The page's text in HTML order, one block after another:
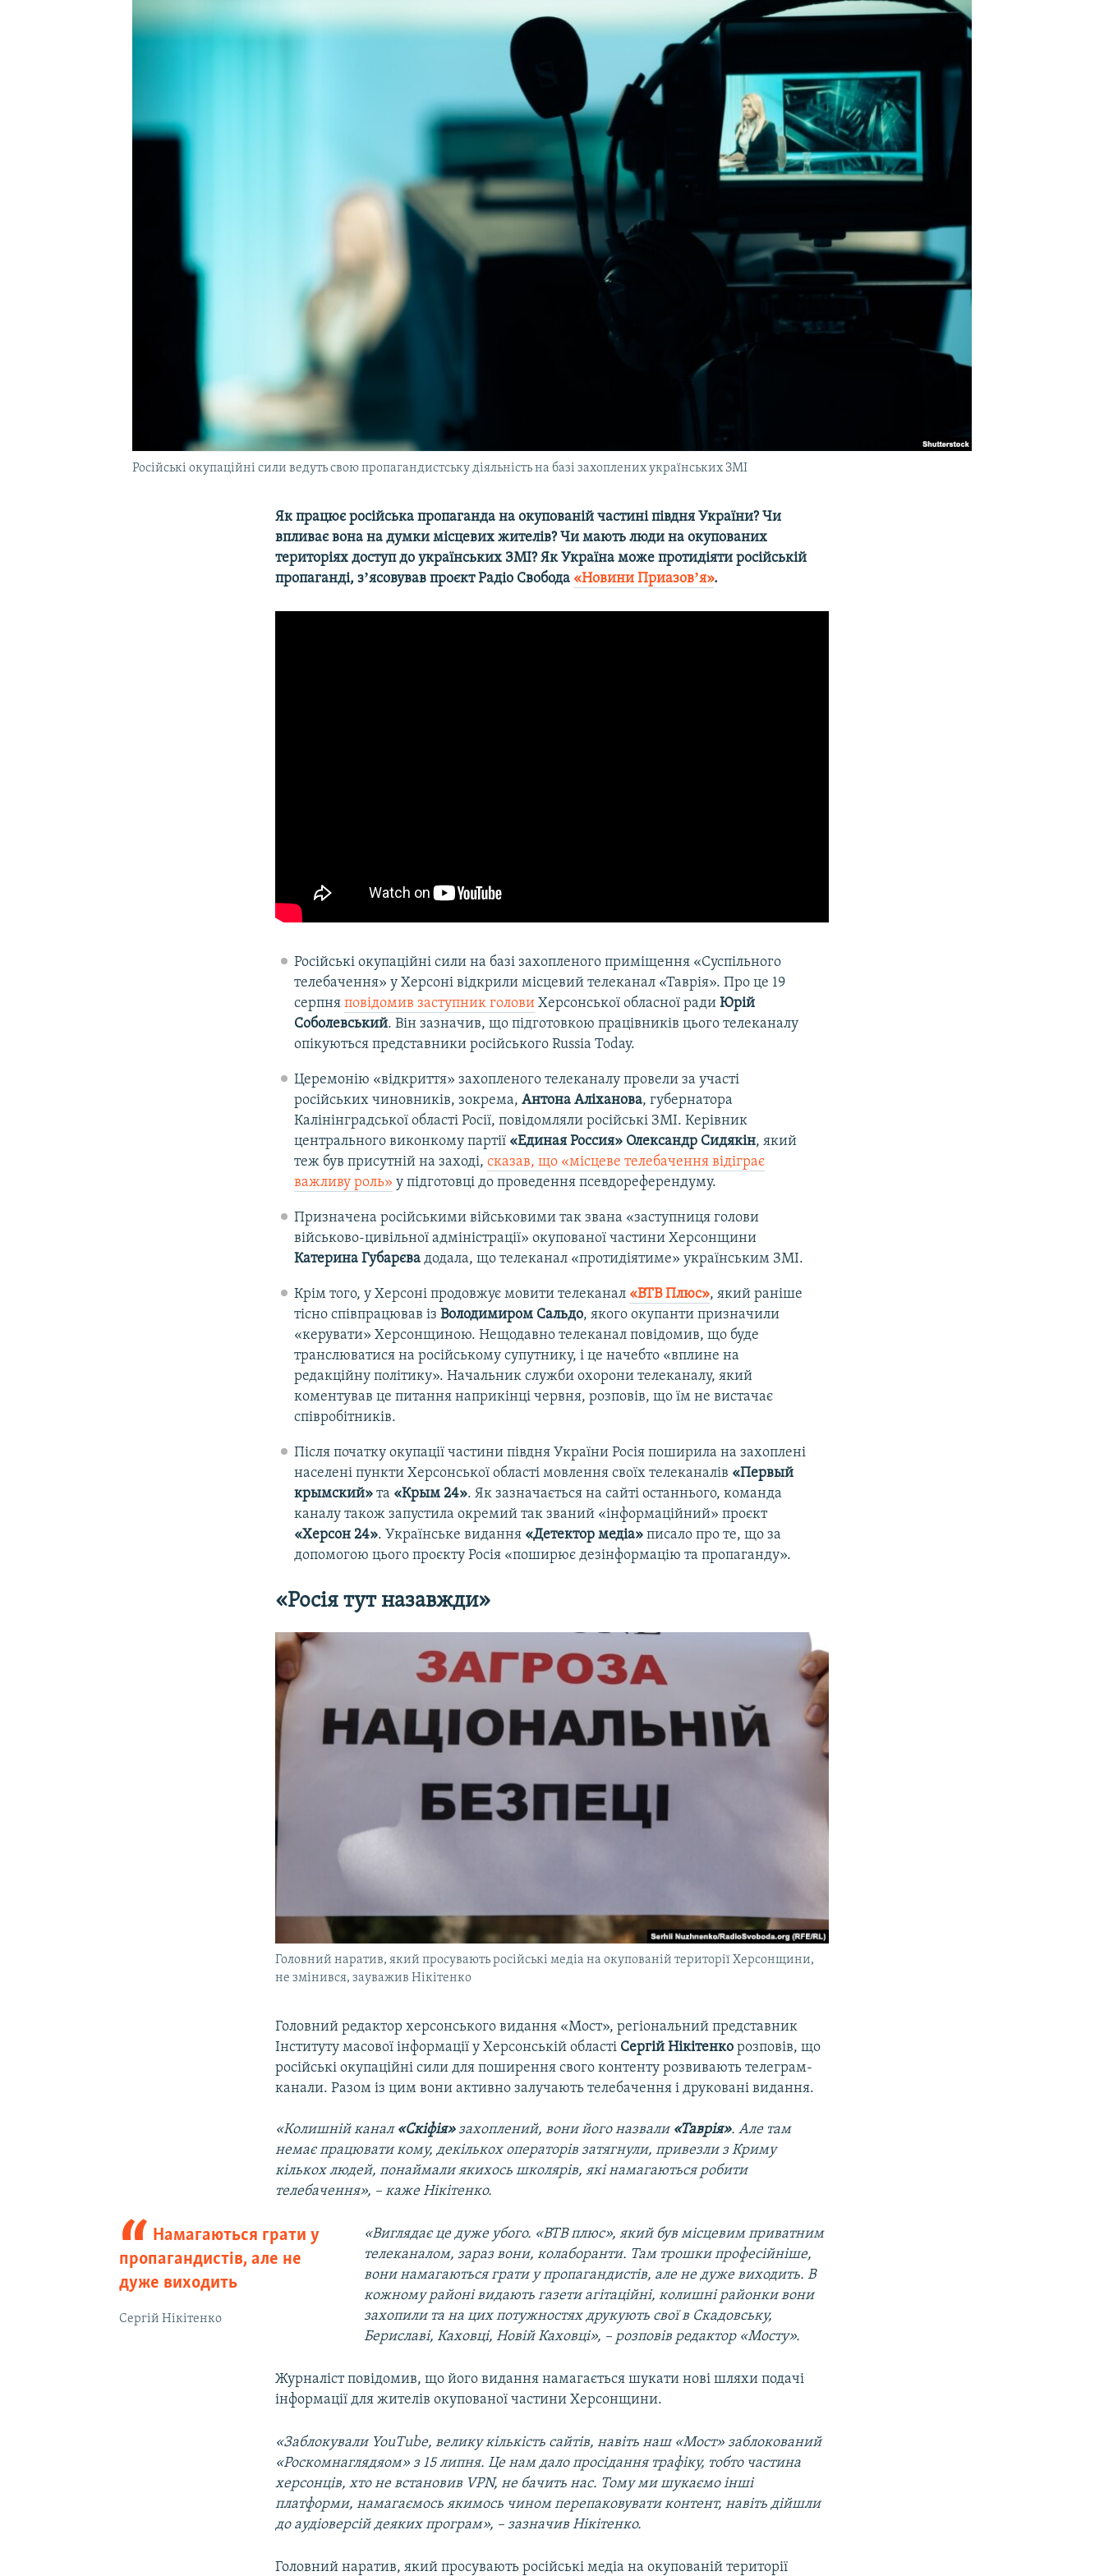
Російські окупаційні сили ведуть свою пропагандистську діяльність на базі захоплених українських ЗМІ
Як працює російська пропаганда на окупованій частині півдня України? Чи
впливає вона на думки місцевих жителів? Чи мають люди на окупованих
територіях доступ до українських ЗМІ? Як Україна може протидіяти російській
пропаганді, зʼясовував проєкт Радіо Свобода «Новини Приазовʼя».
Російські окупаційні сили на базі захопленого приміщення «Суспільного
телебачення» у Херсоні відкрили місцевий телеканал «Таврія». Про це 19
серпня повідомив заступник головиХерсонської обласної ради Юрій
Соболевський. Він зазначив, що підготовкою працівників цього телеканалу
опікуються представники російського Russia Today.
Церемонію «відкриття» захопленого телеканалу провели за участі
російських чиновників, зокрема, Антона Аліханова, губернатора
Калінінградської області Росії, повідомляли російські ЗМІ. Керівник
центрального виконкому партії «Единая Россия» Олександр Сидякін, який
теж був присутній на заході, сказав, що «місцеве телебачення відіграє
важливу роль» у підготовці до проведення псевдореферендуму.
Призначена російськими військовими так звана «заступниця голови
військово-цивільної адміністрації» окупованої частини Херсонщини
Катерина Губарєвадодала, що телеканал «протидіятиме» українським ЗМІ.
Крім того, у Херсоні продовжує мовити телеканал «ВТВ Плюс», який раніше
тісно співпрацював із Володимиром Сальдо, якого окупанти призначили
«керувати» Херсонщиною. Нещодавно телеканал повідомив, що буде
транслюватися на російському супутнику, і це начебто «вплине на
редакційну політику». Начальник служби охорони телеканалу, який
коментував це питання наприкінці червня, розповів, що їм не вистачає
співробітників.
Після початку окупації частини півдня України Росія поширила на захоплені
населені пункти Херсонської області мовлення своїх телеканалів «Первый
крымский»та «Крым 24». Як зазначається на сайті останнього, команда
каналу також запустила окремий так званий «інформаційний» проєкт
«Херсон 24». Українське видання «Детектор медіа»писало про те, що за
допомогою цього проєкту Росія «поширює дезінформацію та пропаганду».
«Росія тут назавжди»
Головний наратив, який просувають російські медіа на окупованій території Херсонщини,
не змінився, зауважив Нікітенко
Головний редактор херсонського видання «Мост», регіональний представник
Інституту масової інформації у Херсонській області Сергій Нікітенко розповів, що
російські окупаційні сили для поширення свого контенту розвивають телеграм-
канали. Разом із цим вони активно залучають телебачення і друковані видання.
«Колишній канал «Скіфія»захоплений, вони його назвали «Таврія». Але там
немає працювати кому, декількох операторів затягнули, привезли з Криму
кількох людей, понаймали якихось школярів, які намагаються робити
телебачення», – каже Нікітенко.
Намагаються грати у
пропагандистів, але не
дуже виходить
Сергій Нікітенко
«Виглядає це дуже убого. «ВТВ плюс», який був місцевим приватним
телеканалом, зараз вони, колаборанти. Там трошки професійніше,
вони намагаються грати у пропагандистів, але не дуже виходить. В
кожному районі видають газети агітаційні, колишні районки вони
захопили та на цих потужностях друкують свої в Скадовську,
Бериславі, Каховці, Новій Каховці», – розповів редактор «Мосту».
Журналіст повідомив, що його видання намагається шукати нові шляхи подачі
інформації для жителів окупованої частини Херсонщини.
«Заблокували YouTube, велику кількість сайтів, навіть наш «Мост» заблокований
«Роскомнаглядяом» з 15 липня. Це нам дало просідання трафіку, тобто частина
херсонців, хто не встановив VPN, не бачить нас. Тому ми шукаємо інші
платформи, намагаємось якимось чином перепаковувати контент, навіть дійшли
до аудіоверсій деяких програм», – зазначив Нікітенко.
Головний наратив, який просувають російські медіа на окупованій території